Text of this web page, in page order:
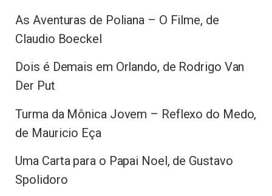
As Aventuras de Poliana – O Filme, de
Claudio Boeckel
Dois é Demais em Orlando, de Rodrigo Van
Der Put
Turma da Mônica Jovem – Reflexo do Medo,
de Mauricio Eça
Uma Carta para o Papai Noel, de Gustavo
Spolidoro